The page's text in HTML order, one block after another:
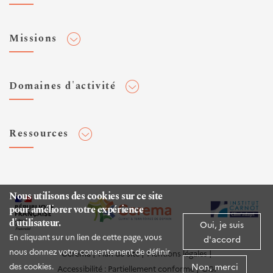
Nous utilisons des cookies sur ce site
pour améliorer votre expérience
d'utilisateur.
En cliquant sur un lien de cette page, vous
nous donnez votre consentement de définir
des cookies.
Oui, je suis
d'accord
Non, merci
Flux RSS
Veilles et newsletters
Expertises Territoires
Espace presse
Missions
Normalisation
Domaines d'activité
Infrastructures de transport
Environnement et risques
Mer et littoral
Ressources
Rapports d'étude
Publications HAL
Documentation routière (DTRF)
Logiciels & apps
Sites web
Cerema Plan du site
Mentions légales
Accessibilité : Partiellement conforme
CGI